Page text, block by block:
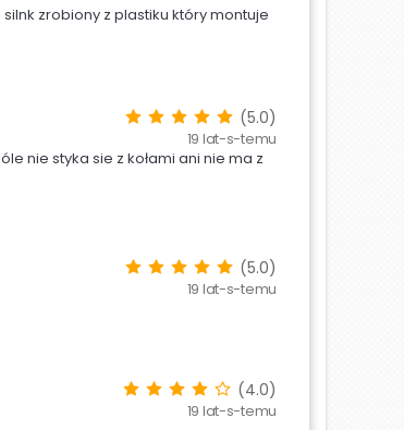
zrobiony z plastiku który montuje
(5.0)
19 lat-s-temu
nie styka sie z kołami ani nie ma z
(5.0)
19 lat-s-temu
(4.0)
19 lat-s-temu